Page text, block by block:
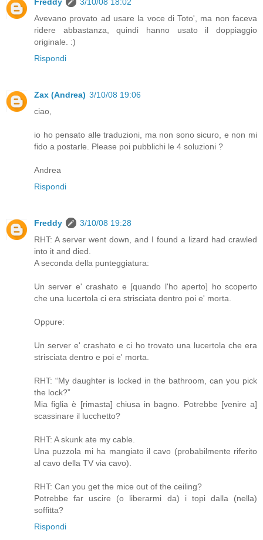
Avevano provato ad usare la voce di Toto', ma non faceva
ridere abbastanza, quindi hanno usato il doppiaggio
originale. :)
Rispondi
Zax (Andrea) 3/10/08 19:06
ciao,
io ho pensato alle traduzioni, ma non sono sicuro, e non mi
fido a postarle. Please poi pubblichi le 4 soluzioni ?
Andrea
Rispondi
Freddy
3/10/08 19:28
RHT: A server went down, and I found a lizard had crawled
into it and died.
A seconda della punteggiatura:
Un server e' crashato e [quando l'ho aperto] ho scoperto
che una lucertola ci era strisciata dentro poi e' morta.
Oppure:
Un server e' crashato e ci ho trovato una lucertola che era
strisciata dentro e poi e' morta.
RHT: “My daughter is locked in the bathroom, can you pick
the lock?”
Mia figlia è [rimasta] chiusa in bagno. Potrebbe [venire a]
scassinare il lucchetto?
RHT: A skunk ate my cable.
Una puzzola mi ha mangiato il cavo (probabilmente riferito
al cavo della TV via cavo).
RHT: Can you get the mice out of the ceiling?
Potrebbe far uscire (o liberarmi da) i topi dalla (nella)
soffitta?
Rispondi